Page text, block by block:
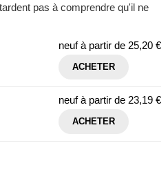
pas à comprendre qu'il ne
neuf à partir de 25,20 €
ACHETER
neuf à partir de 23,19 €
ACHETER